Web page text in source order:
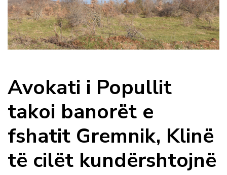
Avokati i Popullit
takoi banorët e
fshatit Gremnik, Klinë
të cilët kundërshtojnë